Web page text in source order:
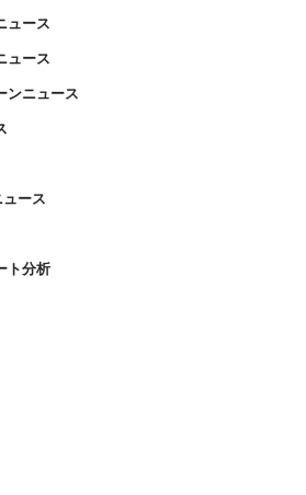
ュース
ュース
ンニュース
ース
ト分析